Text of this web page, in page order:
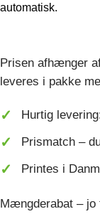
automatisk.
Prisen afhænger
leveres i pakke
Hurtig
Prismatch –
Printes i
Mængderabat – jo